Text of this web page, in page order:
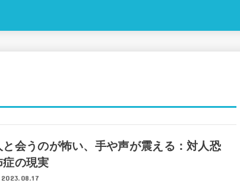
と会うのが怖い、手や声が震える：対人恐
症の現実
2023.08.17